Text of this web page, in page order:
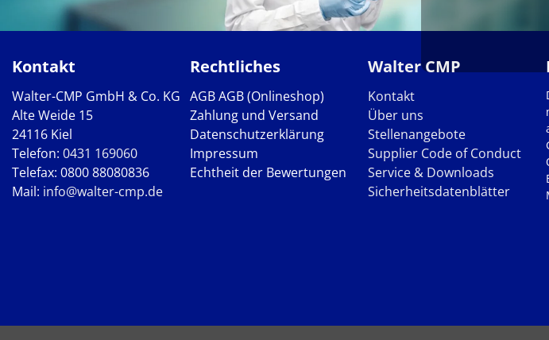
Kontakt
Walter-CMP GmbH & Co. KG
Alte Weide 15
24116 Kiel
Telefon: 0431 169060
Telefax: 0800 88080836
Mail: info@walter-cmp.de
Rechtliches
AGBAGB (Onlineshop)
Zahlung und Versand
Datenschutzerklärung
Impressum
Echtheit der Bewertungen
Walter CMP
Kontakt
Über uns
Stellenangebote
Supplier Code of Conduct
Service & Downloads
Sicherheitsdatenblätter